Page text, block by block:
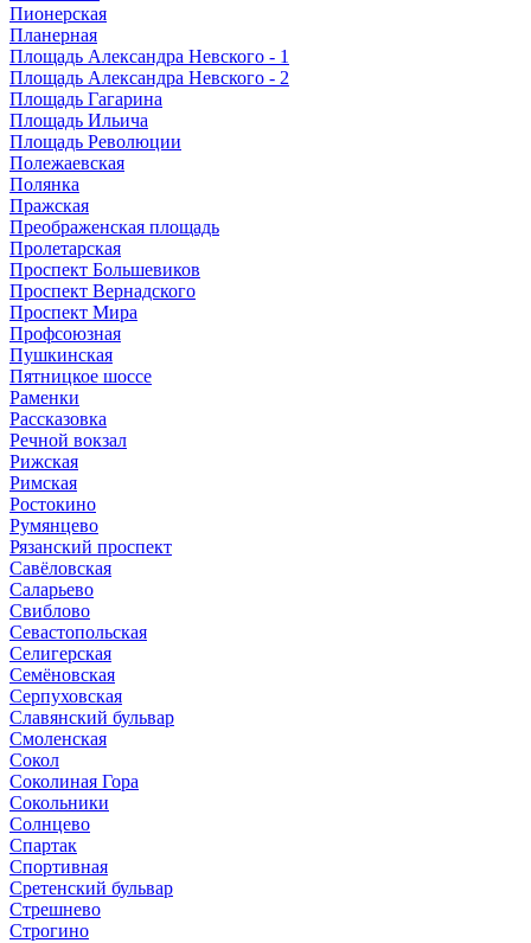
Пионерская
Планерная
Площадь Александра Невского - 1
Площадь Александра Невского - 2
Площадь Гагарина
Площадь Ильича
Площадь Революции
Полежаевская
Полянка
Пражская
Преображенская площадь
Пролетарская
Проспект Большевиков
Проспект Вернадского
Проспект Мира
Профсоюзная
Пушкинская
Пятницкое шоссе
Раменки
Рассказовка
Речной вокзал
Рижская
Римская
Ростокино
Румянцево
Рязанский проспект
Савёловская
Саларьево
Свиблово
Севастопольская
Селигерская
Семёновская
Серпуховская
Славянский бульвар
Смоленская
Сокол
Соколиная Гора
Сокольники
Солнцево
Спартак
Спортивная
Сретенский бульвар
Стрешнево
Строгино